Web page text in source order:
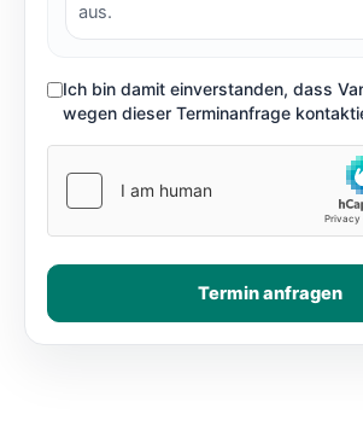
aus.
Ich bin damit einverstanden, dass
wegen dieser Terminanfrage
Termin anfragen